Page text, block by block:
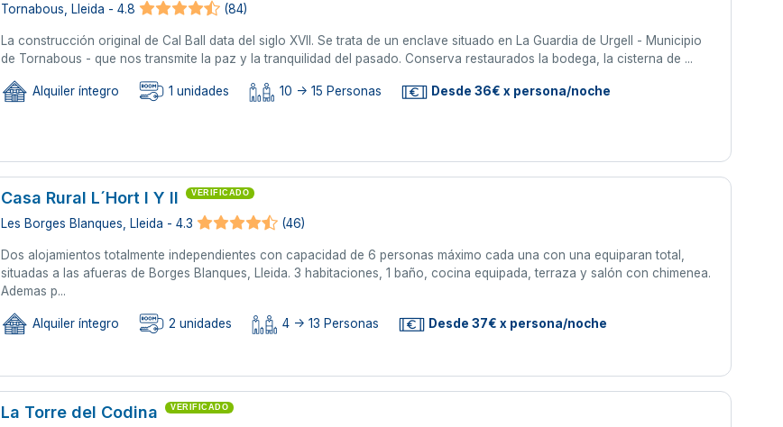
Tornabous, Lleida - 4.8 (84)
La construcción original de Cal Ball data del siglo XVII. Se trata de un enclave situado en La Guardia de Urgell - Municipio
de Tornabous - que nos transmite la paz y la tranquilidad del pasado. Conserva restaurados la bodega, la cisterna de ...
Alquiler íntegro 1 unidades 10 -> 15 Personas Desde 36€ x persona/noche
Casa Rural L´Hort I Y II VERIFICADO
Les Borges Blanques, Lleida - 4.3 (46)
Dos alojamientos totalmente independientes con capacidad de 6 personas máximo cada una con una equiparan total,
situadas a las afueras de Borges Blanques, Lleida. 3 habitaciones, 1 baño, cocina equipada, terraza y salón con chimenea.
Ademas p...
Alquiler íntegro 2 unidades 4 -> 13 Personas Desde 37€ x persona/noche
La Torre del Codina VERIFICADO